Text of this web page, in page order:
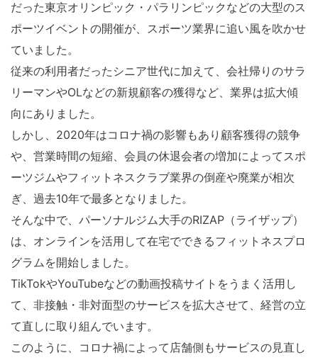
だった東京オリンピック・パラリンピックなどの大型のス
ポーツイベントの開催が、スポーツ業界に追い風を吹かせ
ていました。
従来の利用者だったシニア世代に加えて、会社帰りのサラ
リーマンやOLなどの新規顧客の獲得など、業界は拡大傾
向にありました。
しかし、2020年はコロナ禍の影響もあり顧客獲得の競争
や、営業時間の短縮、会員の休退会者の増加によってスポ
ーツジムやフィットネスクラブ業界の倒産や廃業が相次
ぎ、過去10年で最多となりました。
そんな中で、パーソナルジム大手のRIZAP（ライザップ）
は、オンラインを活用して在宅でできるフィットネスプロ
グラムを開始しました。
TikTokやYouTubeなどの動画投稿サイトをうまく活用し
て、非接触・非対面型のサービスを拡大させて、経営の立
て直しに取り組んでいます。
このように、コロナ禍によって店舗側もサービスの見直し